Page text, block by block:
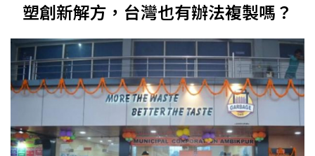
塑創新解方，台灣也有辦法複製嗎？